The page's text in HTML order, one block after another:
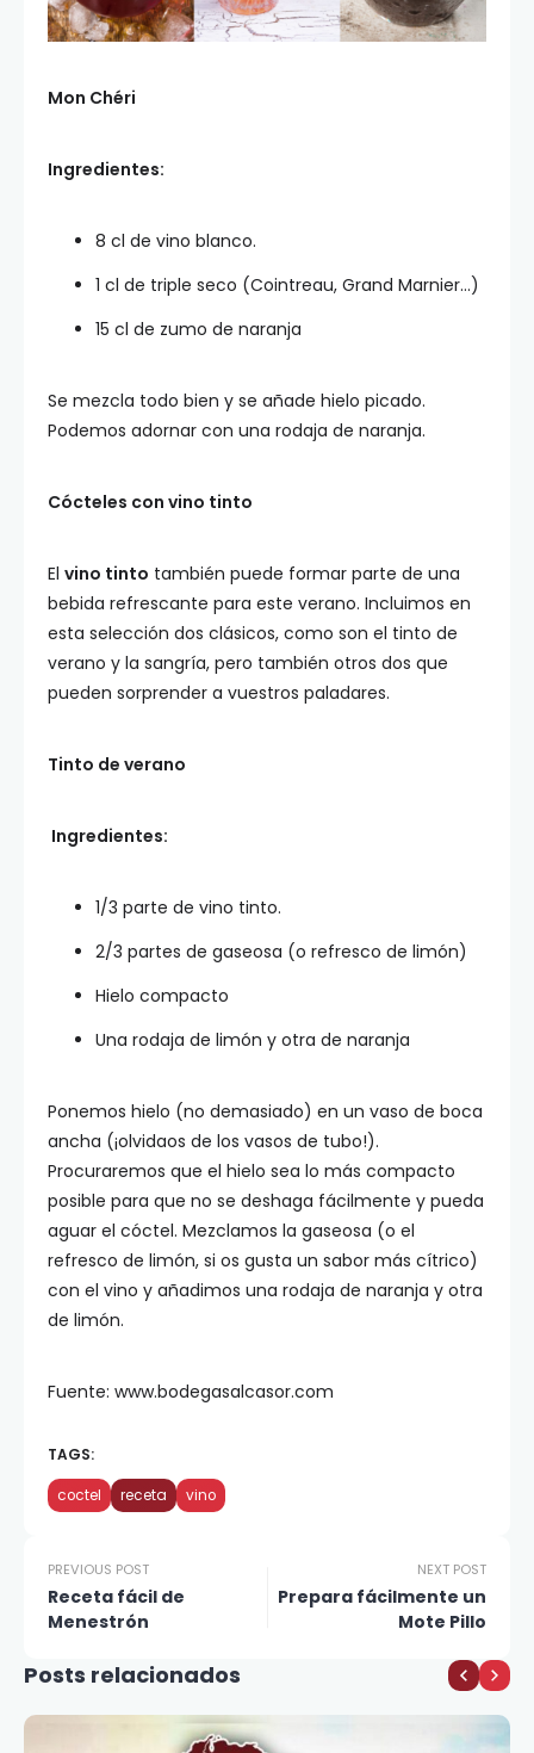
Mon Chéri
Ingredientes:
8 cl de vino blanco.
1 cl de triple seco (Cointreau, Grand Marnier…)
15 cl de zumo de naranja
Se mezcla todo bien y se añade hielo picado.
Podemos adornar con una rodaja de naranja.
Cócteles con vino tinto
El vino tinto también puede formar parte de una
bebida refrescante para este verano. Incluimos en
esta selección dos clásicos, como son el tinto de
verano y la sangría, pero también otros dos que
pueden sorprender a vuestros paladares.
Tinto de verano
Ingredientes:
1/3 parte de vino tinto.
2/3 partes de gaseosa (o refresco de limón)
Hielo compacto
Una rodaja de limón y otra de naranja
Ponemos hielo (no demasiado) en un vaso de boca
ancha (¡olvidaos de los vasos de tubo!).
Procuraremos que el hielo sea lo más compacto
posible para que no se deshaga fácilmente y pueda
aguar el cóctel. Mezclamos la gaseosa (o el
refresco de limón, si os gusta un sabor más cítrico)
con el vino y añadimos una rodaja de naranja y otra
de limón.
Fuente: www.bodegasalcasor.com
TAGS:
coctel receta vino
PREVIOUS POST
Receta fácil de
Menestrón
NEXT POST
Prepara fácilmente un
Mote Pillo
Posts relacionados